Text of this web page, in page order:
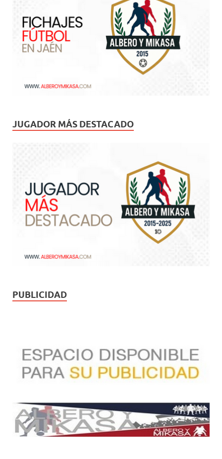
JUGADOR MÁS DESTACADO
PUBLICIDAD